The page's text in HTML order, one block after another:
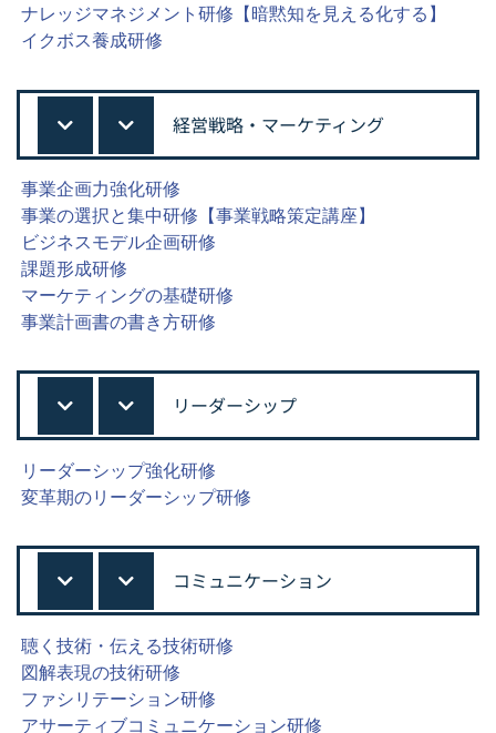
ナレッジマネジメント研修【暗黙知を見える化する】
イクボス養成研修
経営戦略・マーケティング
事業企画力強化研修
事業の選択と集中研修【事業戦略策定講座】
ビジネスモデル企画研修
課題形成研修
マーケティングの基礎研修
事業計画書の書き方研修
リーダーシップ
リーダーシップ強化研修
変革期のリーダーシップ研修
コミュニケーション
聴く技術・伝える技術研修
図解表現の技術研修
ファシリテーション研修
アサーティブコミュニケーション研修